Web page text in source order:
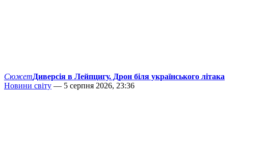
СюжетДиверсія в Лейпцигу. Дрон біля українського літака
Новини світу — 5 серпня 2026, 23:36